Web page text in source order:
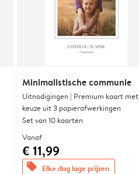
Minimalistische communie
Uitnodigingen | Premium kaart met
keuze uit 3 papierafwerkingen
Set van 10 kaarten
Vanaf
€ 11,99
offers Elke dag lage prijzen